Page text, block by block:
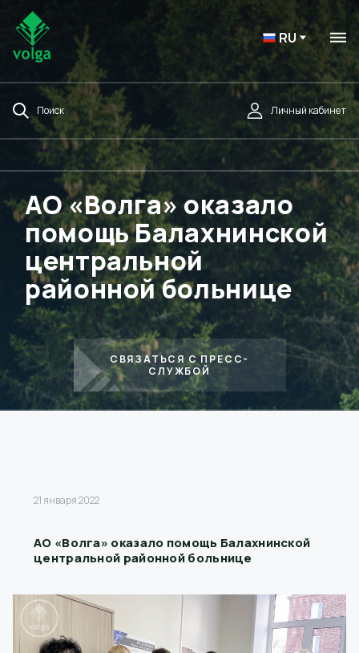
RU
Поиск Личный кабинет
АО «Волга» оказало
помощь Балахнинской
центральной
районной больнице
СВЯЗАТЬСЯ С ПРЕСС-
СЛУЖБОЙ
21 января 2022
АО «Волга» оказало помощь Балахнинской
центральной районной больнице